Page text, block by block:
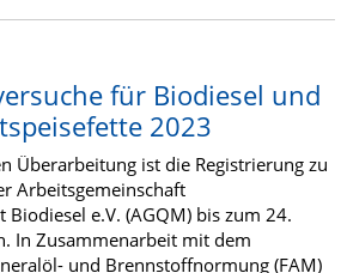
für Biodiesel und
2023
Überarbeitung ist die Registrierung zu
Arbeitsgemeinschaft
e.V. (AGQM) bis zum 24.
In Zusammenarbeit mit dem
und Brennstoffnormung (FAM)